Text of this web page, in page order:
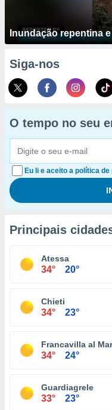
Inundação repentina
Siga-nos
O tempo no seu
Eu li e aceito a política
Principais
Atessa
34° 20°
Chieti
34° 23°
Francavilla al
34° 24°
Guardiagrele
33° 23°